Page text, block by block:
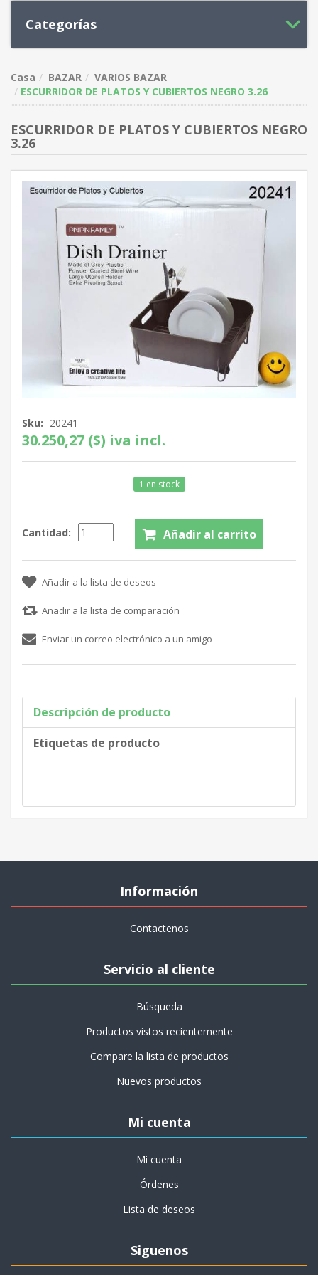
Categorías
Casa BAZAR
VARIOS BAZAR
ESCURRIDOR DE PLATOS Y CUBIERTOS NEGRO 3.26
ESCURRIDOR DE PLATOS Y CUBIERTOS NEGRO
3.26
Sku: 20241
30.250,27 ($) iva incl.
1 en stock
Cantidad:
Descripción de producto
Etiquetas de producto
Información
Contactenos
Servicio al cliente
Búsqueda
Productos vistos recientemente
Compare la lista de productos
Nuevos productos
Mi cuenta
Mi cuenta
Órdenes
Lista de deseos
Siguenos